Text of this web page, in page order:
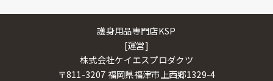
護身用品専門店KSP
[運営]
株式会社ケイエスプロダクツ
〒811-3207 福岡県福津市上西郷1329-4